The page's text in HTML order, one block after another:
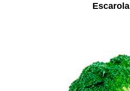
Escarola